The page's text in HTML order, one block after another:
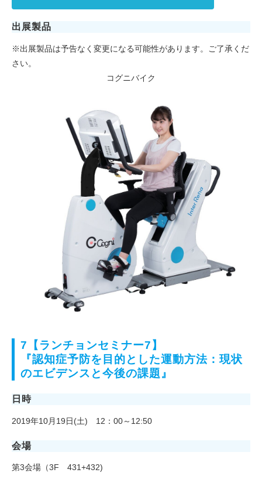
出展製品
※出展製品は予告なく変更になる可能性があります。ご了承くだ
さい。
コグニバイク
7【ランチョンセミナー7】
『認知症予防を目的とした運動方法：現状
のエビデンスと今後の課題』
日時
2019年10月19日(土) 12：00～12:50
会場
第3会場（3F 431+432)